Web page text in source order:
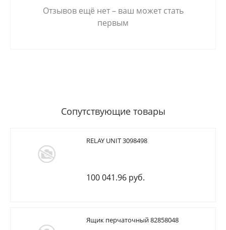
Отзывов ещё нет – ваш может стать
первым
Сопутствующие товары
RELAY UNIT 3098498
100 041.96 руб.
Ящик перчаточный 82858048